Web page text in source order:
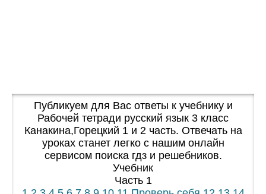
Публикуем для Вас ответы к учебнику и
Рабочей тетради русский язык 3 класс
Канакина,Горецкий 1 и 2 часть. Отвечать на
уроках станет легко с нашим онлайн
сервисом поиска гдз и решебников.
Учебник
Часть 1